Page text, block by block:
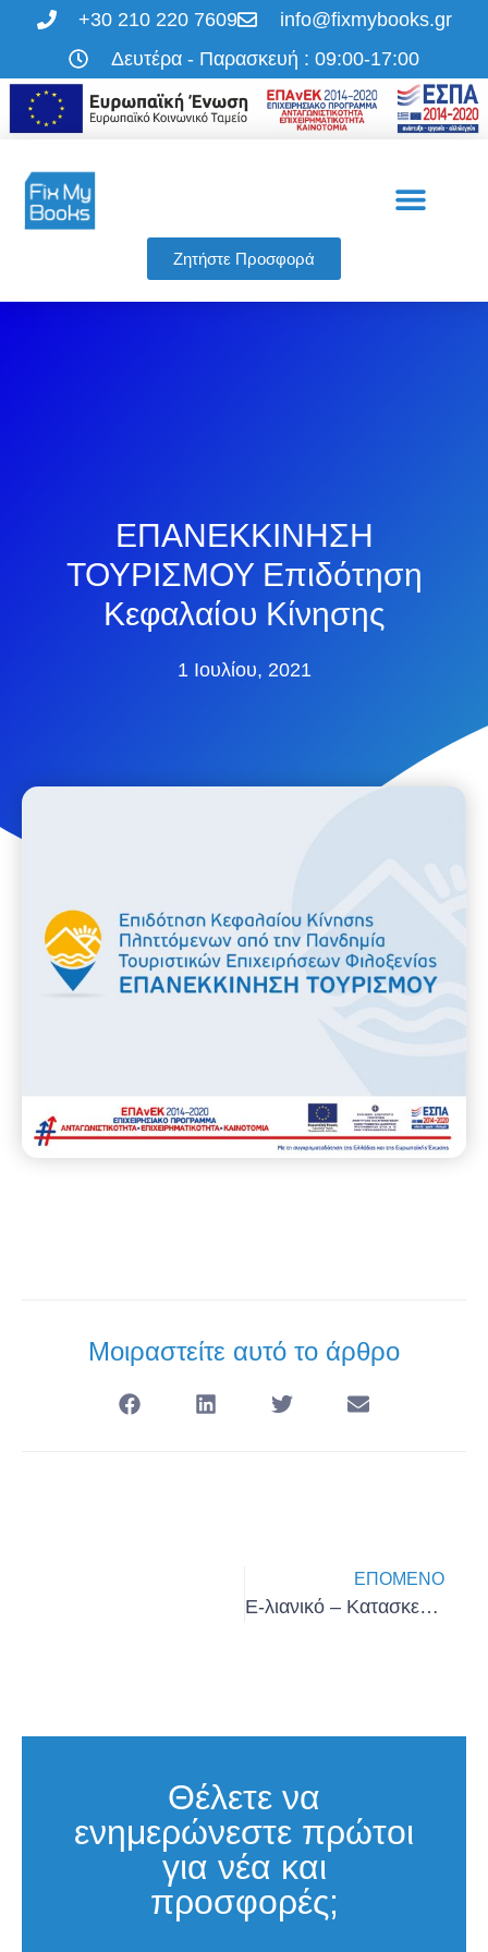
+30 210 220 7609
info@fixmybooks.gr
Δευτέρα - Παρασκευή : 09:00-17:00
Ζητήστε Προσφορά
ΕΠΑΝΕΚΚΙΝΗΣΗ
ΤΟΥΡΙΣΜΟΥ Επιδότηση
Κεφαλαίου Κίνησης
1 Ιουλίου, 2021
Μοιραστείτε αυτό το άρθρο
ΕΠΌΜΕΝΟ
E-λιανικό – Κατασκευή eShop με 100% επιδότηση (Β’ κύκλος)
Θέλετε να
ενημερώνεστε πρώτοι
για νέα και
προσφορές;